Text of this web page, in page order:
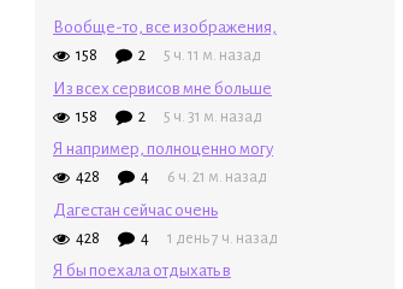
Вообще-то, все изображения,
158 2 5 ч. 11 м. назад
Из всех сервисов мне больше
158 2 5 ч. 31 м. назад
Я например, полноценно могу
428 4 6 ч. 21 м. назад
Дагестан сейчас очень
428 4 1 день 7 ч. назад
Я бы поехала отдыхать в